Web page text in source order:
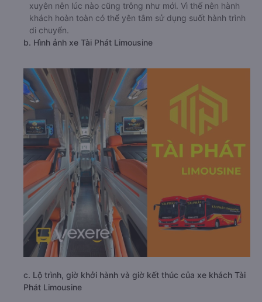
xuyên nên lúc nào cũng trông như mới. Vì thế nên hành
khách hoàn toàn có thể yên tâm sử dụng suốt hành trình
di chuyển.
b. Hình ảnh xe Tài Phát Limousine
c. Lộ trình, giờ khởi hành và giờ kết thúc của xe khách Tài
Phát Limousine